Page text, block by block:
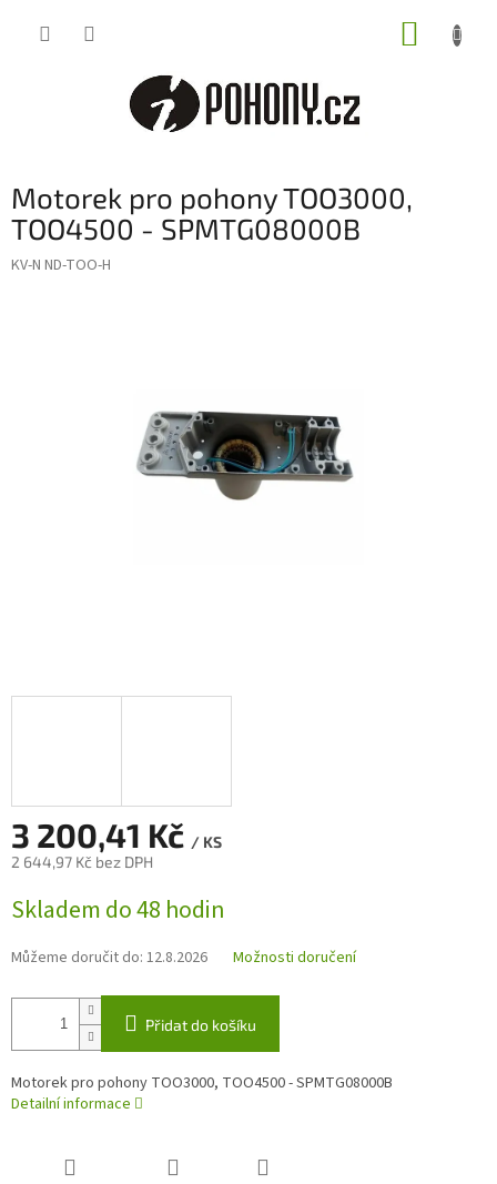
Motorek pro pohony TOO3000,
TOO4500 - SPMTG08000B
KV-N ND-TOO-H
3 200,41 Kč / KS
2 644,97 Kč bez DPH
cena:
Skladem do 48 hodin
Můžeme doručit do: 12.8.2026 Možnosti doručení
Přidat do košíku
Motorek pro pohony TOO3000, TOO4500 - SPMTG08000B
Detailní informace